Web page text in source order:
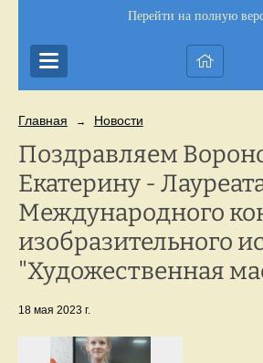
Перейти на полную
Главная → Новости
Поздравляем
Екатерину -
Международного
изобразительного
"Художественная
18 мая 2023 г.